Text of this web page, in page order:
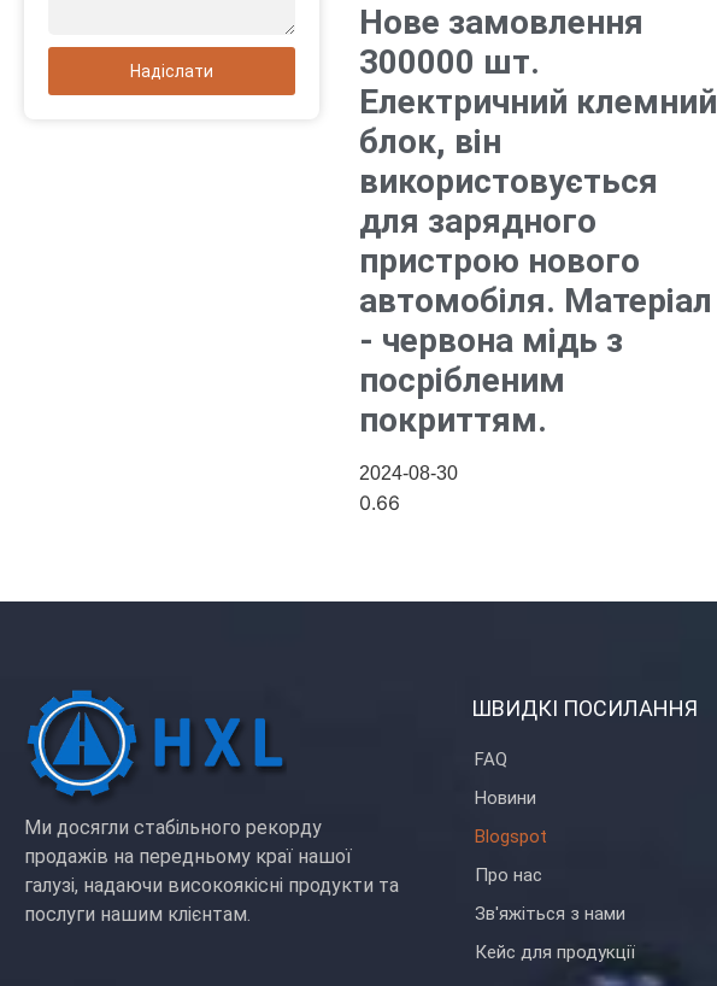
Надіслати
Нове замовлення
300000 шт.
Електричний клемний
блок, він
використовується
для зарядного
пристрою нового
автомобіля. Матеріал
- червона мідь з
посрібленим
покриттям.
2024-08-30
Ми досягли стабільного рекорду
продажів на передньому краї нашої
галузі, надаючи високоякісні продукти та
послуги нашим клієнтам.
ШВИДКІ ПОСИЛАННЯ
FAQ
Новини
Blogspot
Про нас
Зв'яжіться з нами
Кейс для продукції